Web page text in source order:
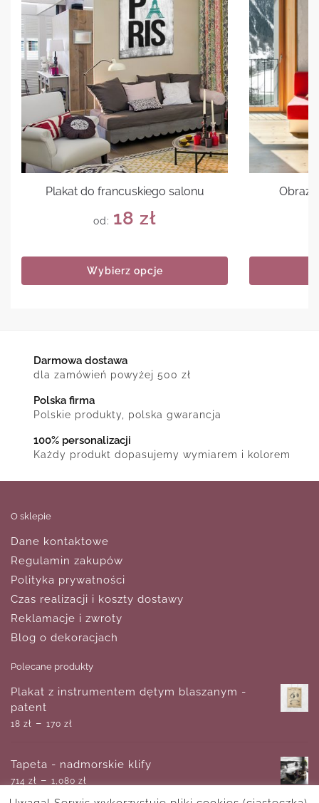
Plakat do francuskiego salonu
od: 18 zł
Wybierz opcje
Obraz
Darmowa dostawa
dla zamówień powyżej 500 zł
Polska firma
Polskie produkty, polska gwarancja
100% personalizacji
Każdy produkt dopasujemy wymiarem i kolorem
O sklepie
Dane kontaktowe
Regulamin zakupów
Polityka prywatności
Czas realizacji i koszty dostawy
Reklamacje i zwroty
Blog o dekoracjach
Polecane produkty
Plakat z instrumentem dętym blaszanym -
patent
18 zł – 170 zł
Tapeta - nadmorskie klify
714 zł – 1,080 zł